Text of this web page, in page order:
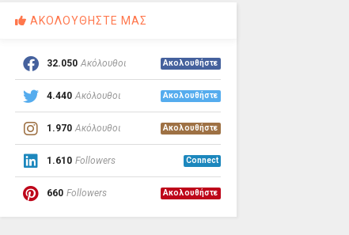
ΑΚΟΛΟΥΘΗΣΤΕ ΜΑΣ
32.050 Ακόλουθοι Ακολουθήστε
4.440 Ακόλουθοι Ακολουθήστε
1.970 Ακόλουθοι Ακολουθήστε
1.610 Followers Connect
660 Followers Ακολουθήστε